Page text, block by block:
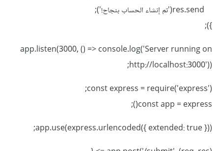
});
app.listen(3000, () => console.log('Server running on
http://localhost:3000'));
const express = require('express');
const app = express();
app.use(express.urlencoded({ extended: true }));